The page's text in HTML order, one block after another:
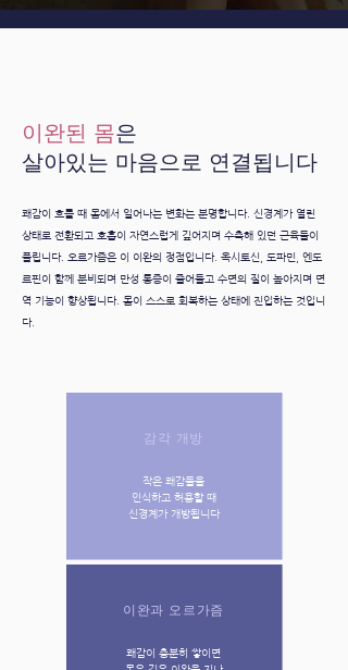
이완된 몸은
살아있는 마음으로 연결됩니다
쾌감이 흐를 때 몸에서 일어나는 변화는 분명합니다. 신경계가 열린
상태로 전환되고 호흡이 자연스럽게 깊어지며 수축해 있던 근육들이
풀립니다. 오르가즘은 이 이완의 정점입니다. 옥시토신, 도파민, 엔도
르핀이 함께 분비되며 만성 통증이 줄어들고 수면의 질이 높아지며 면
역 기능이 향상됩니다. 몸이 스스로 회복하는 상태에 진입하는 것입니
다.
감각 개방
작은 쾌감들을
인식하고 허용할 때
신경계가 개방됩니다
이완과 오르가즘
쾌감이 충분히 쌓이면